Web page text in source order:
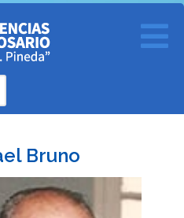
results.
Bruno